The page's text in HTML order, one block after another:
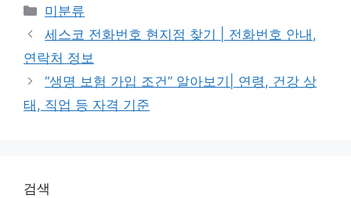
Categories
미분류
세스코 전화번호 현지점 찾기 | 전화번호 안내,
연락처 정보
“생명 보험 가입 조건” 알아보기| 연령, 건강 상
태, 직업 등 자격 기준
검색